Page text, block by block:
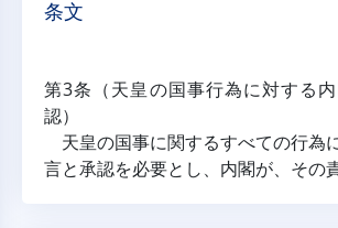
条文
第3条（天皇の国事行為に対する
認）
天皇の国事に関するすべての行為
言と承認を必要とし、内閣が、その